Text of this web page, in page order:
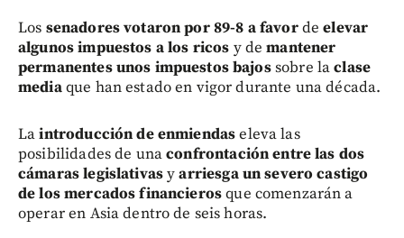
Los senadores votaron por 89-8 a favordeelevar
algunos impuestos a los ricos y demantener
permanentes unos impuestos bajossobre laclase
mediaque han estado en vigor durante una década.
Laintroducción de enmiendaseleva las
posibilidades de unaconfrontación entre las dos
cámaras legislativasyarriesga un severo castigo
de los mercados financierosque comenzarán a
operar en Asia dentro de seis horas.